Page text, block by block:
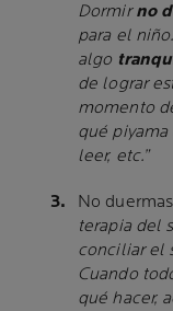
Dormirno
para el
algo
de lograr
momento
qué piyama
leer, etc.”
No
terapia del
conciliar el
Cuando
qué hacer,